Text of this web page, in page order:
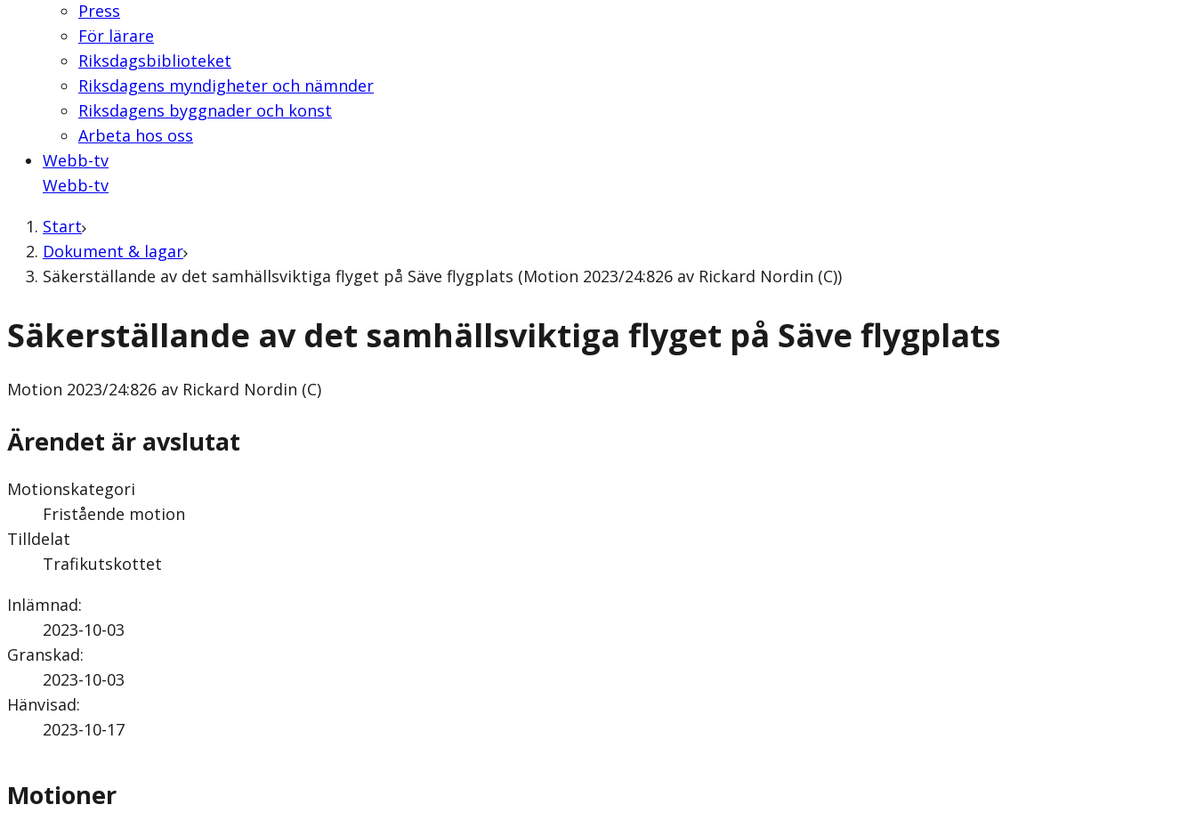
Press
För lärare
Riksdagsbiblioteket
Riksdagens myndigheter och nämnder
Riksdagens byggnader och konst
Arbeta hos oss
Webb-tv
Webb-tv
Start
Dokument & lagar
Säkerställande av det samhällsviktiga flyget på Säve flygplats (Motion 2023/24:826 av Rickard Nordin (C))
Säkerställande av det samhällsviktiga flyget på Säve flygplats
Motion 2023/24:826 av Rickard Nordin (C)
Ärendet är avslutat
Motionskategori
Fristående motion
Tilldelat
Trafikutskottet
Inlämnad:
2023-10-03
Granskad:
2023-10-03
Hänvisad:
2023-10-17
Motioner